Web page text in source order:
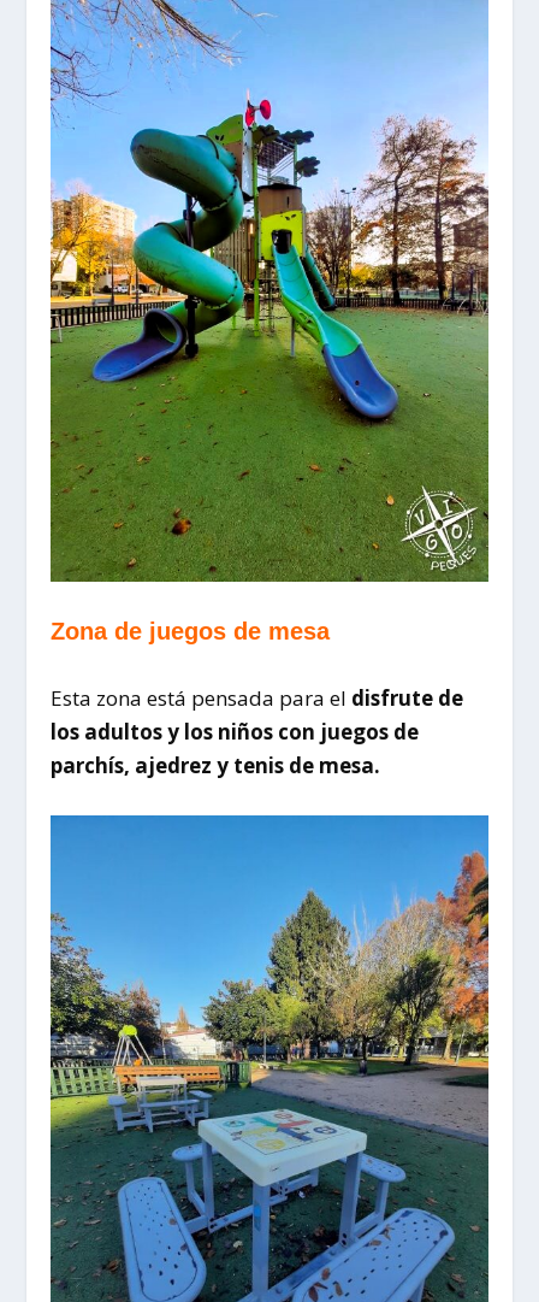
Zona de juegos de mesa
Esta zona está pensada para el disfrute de
los adultos y los niños con juegos de
parchís, ajedrez y tenis de mesa.